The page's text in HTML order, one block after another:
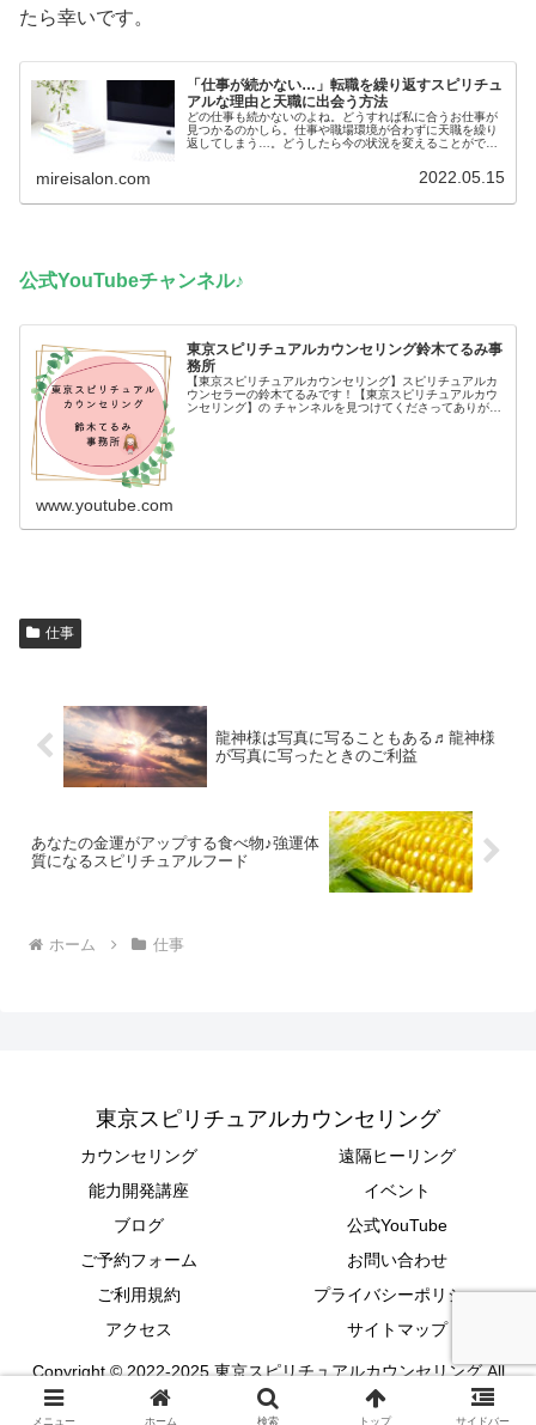
たら幸いです。
「仕事が続かない…」転職を繰り返すスピリチュ
アルな理由と天職に出会う方法
どの仕事も続かないのよね。どうすれば私に合うお仕事が
見つかるのかしら。仕事や職場環境が合わずに天職を繰り
返してしまう…。どうしたら今の状況を変えることができ
mireisalon.com 2022.05.15
公式YouTubeチャンネル♪
東京スピリチュアルカウンセリング鈴木てるみ事
務所
【東京スピリチュアルカウンセリング】スピリチュアルカ
ウンセラーの鈴木てるみです！【東京スピリチュアルカウ
ンセリング】の チャンネルを見つけてくださってありがと
www.youtube.com
仕事
龍神様は写真に写ることもある♬龍神様
が写真に写ったときのご利益
あなたの金運がアップする食べ物♪強運体
質になるスピリチュアルフード
ホーム 仕事
東京スピリチュアルカウンセリング
カウンセリング
遠隔ヒーリング
能力開発講座
イベント
ブログ
公式YouTube
ご予約フォーム
お問い合わせ
ご利用規約
プライバシーポリシー
アクセス
サイトマップ
Copyright © 2022-2025 東京スピリチュアルカウンセリング All
Rights Reserved.
メニュー ホーム 検索 トップ サイドバー